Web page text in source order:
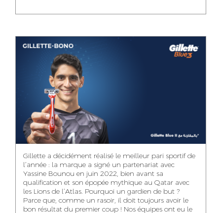
MEHDI ZERRAD
MANAGER
CHAIMAA
DIGITAL MANAGER
IDMOUSSA SAFAA
PUBLIC RELATIONS
CONSULTANT
NOUHAILA DIKER
IMANE LACHGUER
EXECUTIVE
DOUNIA SADOUK
ACCOUNTANT
OUSSAMA
BENHAMOU
GRAPHIC
DESIGNER
Gillette a décidément réalisé le meilleur pari sportif de
l’année : la marque a signé un partenariat avec
Yassine Bounou en juin 2022, bien avant sa
qualification et son épopée mythique au Qatar avec
les Lions de l’Atlas. Pourquoi un gardien de but ?
Parce que, comme un rasoir, il doit toujours avoir le
bon résultat du premier coup ! Nos équipes ont eu le